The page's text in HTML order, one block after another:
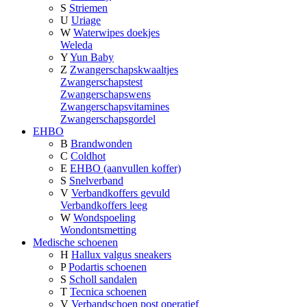
S Striemen
U Uriage
W Waterwipes doekjes
Weleda
YYun Baby
Z Zwangerschapskwaaltjes
Zwangerschapstest
Zwangerschapswens
Zwangerschapsvitamines
Zwangerschapsgordel
EHBO
B Brandwonden
C Coldhot
E EHBO (aanvullen koffer)
S Snelverband
V Verbandkoffers gevuld
Verbandkoffers leeg
W Wondspoeling
Wondontsmetting
Medische schoenen
H Hallux valgus sneakers
P Podartis schoenen
S Scholl sandalen
T Tecnica schoenen
V Verbandschoen post operatief